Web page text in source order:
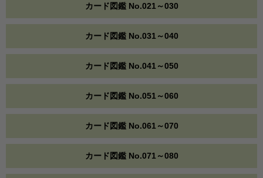
カード図鑑 No.021～030
カード図鑑 No.031～040
カード図鑑 No.041～050
カード図鑑 No.051～060
カード図鑑 No.061～070
カード図鑑 No.071～080